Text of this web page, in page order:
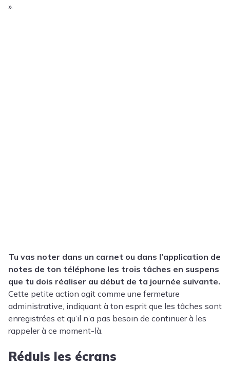
».
Tu vas noter dans un carnet ou dans l’application de
notes de ton téléphone les trois tâches en suspens
que tu dois réaliser au début de ta journée suivante.
Cette petite action agit comme une fermeture
administrative, indiquant à ton esprit que les tâches sont
enregistrées et qu’il n’a pas besoin de continuer à les
rappeler à ce moment-là.
Réduis les écrans